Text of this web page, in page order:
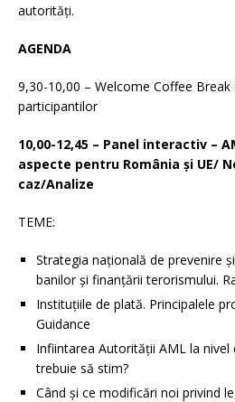
autorități.
AGENDA
9,30-10,00 – Welcome Coffee Break
participantilor
10,00-12,45 – Panel interactiv –
aspecte pentru România și UE/
caz/Analize
TEME:
Strategia națională de prevenire
banilor şi finanţării terorismului.
Instituțiile de plată. Principalele
Guidance
Infiintarea Autorității AML la nivel
trebuie să stim?
Când și ce modificări noi privind